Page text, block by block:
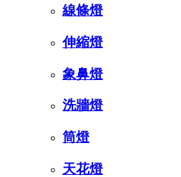
線條燈
伸縮燈
象鼻燈
洗牆燈
筒燈
天花燈